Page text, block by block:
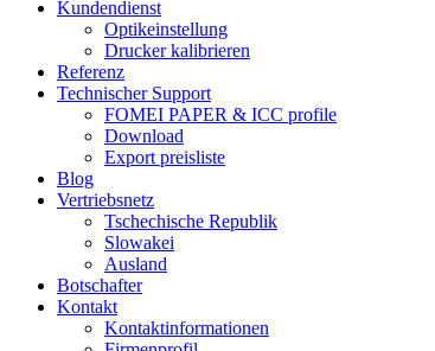
Kundendienst
Optikeinstellung
Drucker kalibrieren
Referenz
Technischer Support
FOMEI PAPER & ICC profile
Download
Export preisliste
Blog
Vertriebsnetz
Tschechische Republik
Slowakei
Ausland
Botschafter
Kontakt
Kontaktinformationen